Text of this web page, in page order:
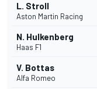
L. Stroll
Aston Martin Racing
N. Hulkenberg
Haas F1
V. Bottas
Alfa Romeo